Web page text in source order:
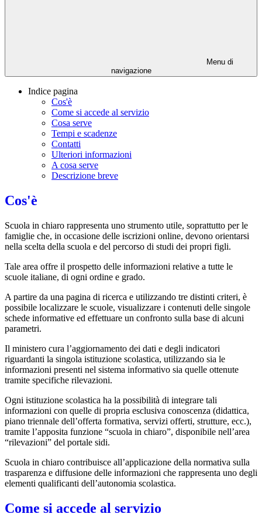
Menu di
navigazione
Indice pagina
Cos'è
Come si accede al servizio
Cosa serve
Tempi e scadenze
Contatti
Ulteriori informazioni
A cosa serve
Descrizione breve
Cos'è
Scuola in chiaro rappresenta uno strumento utile, soprattutto per le
famiglie che, in occasione delle iscrizioni online, devono orientarsi
nella scelta della scuola e del percorso di studi dei propri figli.
Tale area offre il prospetto delle informazioni relative a tutte le
scuole italiane, di ogni ordine e grado.
A partire da una pagina di ricerca e utilizzando tre distinti criteri, è
possibile localizzare le scuole, visualizzare i contenuti delle singole
schede informative ed effettuare un confronto sulla base di alcuni
parametri.
Il ministero cura l’aggiornamento dei dati e degli indicatori
riguardanti la singola istituzione scolastica, utilizzando sia le
informazioni presenti nel sistema informativo sia quelle ottenute
tramite specifiche rilevazioni.
Ogni istituzione scolastica ha la possibilità di integrare tali
informazioni con quelle di propria esclusiva conoscenza (didattica,
piano triennale dell’offerta formativa, servizi offerti, strutture, ecc.),
tramite l’apposita funzione “scuola in chiaro”, disponibile nell’area
“rilevazioni” del portale sidi.
Scuola in chiaro contribuisce all’applicazione della normativa sulla
trasparenza e diffusione delle informazioni che rappresenta uno degli
elementi qualificanti dell’autonomia scolastica.
Come si accede al servizio